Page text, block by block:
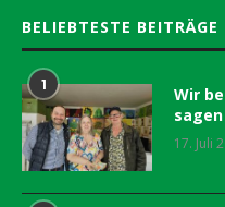
BELIEBTESTE BEITRÄGE
1
Wir
sagen
17. Juli